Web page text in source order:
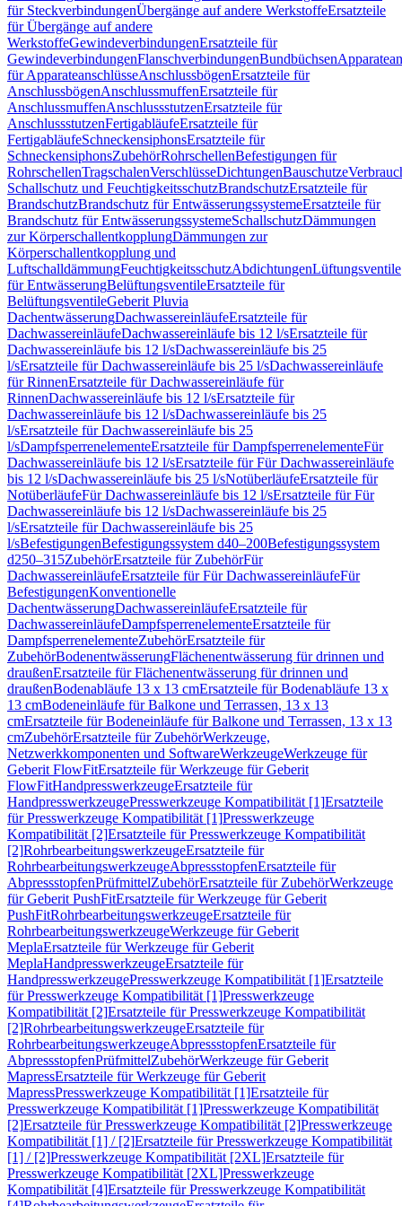
für SteckverbindungenÜbergänge auf andere WerkstoffeErsatzteile
für Übergänge auf andere
WerkstoffeGewindeverbindungenErsatzteile für
GewindeverbindungenFlanschverbindungenBundbüchsen
für ApparateanschlüsseAnschlussbögenErsatzteile für
AnschlussbögenAnschlussmuffenErsatzteile für
AnschlussmuffenAnschlussstutzenErsatzteile für
AnschlussstutzenFertigabläufeErsatzteile für
FertigabläufeSchneckensiphonsErsatzteile für
SchneckensiphonsZubehörRohrschellenBefestigungen für
RohrschellenTragschalenVerschlüsseDichtungenBauschutze
Schallschutz und FeuchtigkeitsschutzBrandschutzErsatzteile für
BrandschutzBrandschutz für EntwässerungssystemeErsatzteile für
Brandschutz für EntwässerungssystemeSchallschutzDämmungen
zur KörperschallentkopplungDämmungen zur
Körperschallentkopplung und
LuftschalldämmungFeuchtigkeitsschutzAbdichtungenLüftungsventile
für EntwässerungBelüftungsventileErsatzteile für
BelüftungsventileGeberit Pluvia
DachentwässerungDachwassereinläufeErsatzteile für
DachwassereinläufeDachwassereinläufe bis 12 l/sErsatzteile für
Dachwassereinläufe bis 12 l/sDachwassereinläufe bis 25
l/sErsatzteile für Dachwassereinläufe bis 25 l/sDachwassereinläufe
für RinnenErsatzteile für Dachwassereinläufe für
RinnenDachwassereinläufe bis 12 l/sErsatzteile für
Dachwassereinläufe bis 12 l/sDachwassereinläufe bis 25
l/sErsatzteile für Dachwassereinläufe bis 25
l/sDampfsperrenelementeErsatzteile für DampfsperrenelementeFür
Dachwassereinläufe bis 12 l/sErsatzteile für Für Dachwassereinläufe
bis 12 l/sDachwassereinläufe bis 25 l/sNotüberläufeErsatzteile für
NotüberläufeFür Dachwassereinläufe bis 12 l/sErsatzteile für Für
Dachwassereinläufe bis 12 l/sDachwassereinläufe bis 25
l/sErsatzteile für Dachwassereinläufe bis 25
l/sBefestigungenBefestigungssystem d40–200Befestigungssystem
d250–315ZubehörErsatzteile für ZubehörFür
DachwassereinläufeErsatzteile für Für DachwassereinläufeFür
BefestigungenKonventionelle
DachentwässerungDachwassereinläufeErsatzteile für
DachwassereinläufeDampfsperrenelementeErsatzteile für
DampfsperrenelementeZubehörErsatzteile für
ZubehörBodenentwässerungFlächenentwässerung für drinnen und
draußenErsatzteile für Flächenentwässerung für drinnen und
draußenBodenabläufe 13 x 13 cmErsatzteile für Bodenabläufe 13 x
13 cmBodeneinläufe für Balkone und Terrassen, 13 x 13
cmErsatzteile für Bodeneinläufe für Balkone und Terrassen, 13 x 13
cmZubehörErsatzteile für ZubehörWerkzeuge,
Netzwerkkomponenten und SoftwareWerkzeugeWerkzeuge für
Geberit FlowFitErsatzteile für Werkzeuge für Geberit
FlowFitHandpresswerkzeugeErsatzteile für
HandpresswerkzeugePresswerkzeuge Kompatibilität [1]Ersatzteile
für Presswerkzeuge Kompatibilität [1]Presswerkzeuge
Kompatibilität [2]Ersatzteile für Presswerkzeuge Kompatibilität
[2]RohrbearbeitungswerkzeugeErsatzteile für
RohrbearbeitungswerkzeugeAbpressstopfenErsatzteile für
AbpressstopfenPrüfmittelZubehörErsatzteile für ZubehörWerkzeuge
für Geberit PushFitErsatzteile für Werkzeuge für Geberit
PushFitRohrbearbeitungswerkzeugeErsatzteile für
RohrbearbeitungswerkzeugeWerkzeuge für Geberit
MeplaErsatzteile für Werkzeuge für Geberit
MeplaHandpresswerkzeugeErsatzteile für
HandpresswerkzeugePresswerkzeuge Kompatibilität [1]Ersatzteile
für Presswerkzeuge Kompatibilität [1]Presswerkzeuge
Kompatibilität [2]Ersatzteile für Presswerkzeuge Kompatibilität
[2]RohrbearbeitungswerkzeugeErsatzteile für
RohrbearbeitungswerkzeugeAbpressstopfenErsatzteile für
AbpressstopfenPrüfmittelZubehörWerkzeuge für Geberit
MapressErsatzteile für Werkzeuge für Geberit
MapressPresswerkzeuge Kompatibilität [1]Ersatzteile für
Presswerkzeuge Kompatibilität [1]Presswerkzeuge Kompatibilität
[2]Ersatzteile für Presswerkzeuge Kompatibilität [2]Presswerkzeuge
Kompatibilität [1] / [2]Ersatzteile für Presswerkzeuge Kompatibilität
[1] / [2]Presswerkzeuge Kompatibilität [2XL]Ersatzteile für
Presswerkzeuge Kompatibilität [2XL]Presswerkzeuge
Kompatibilität [4]Ersatzteile für Presswerkzeuge Kompatibilität